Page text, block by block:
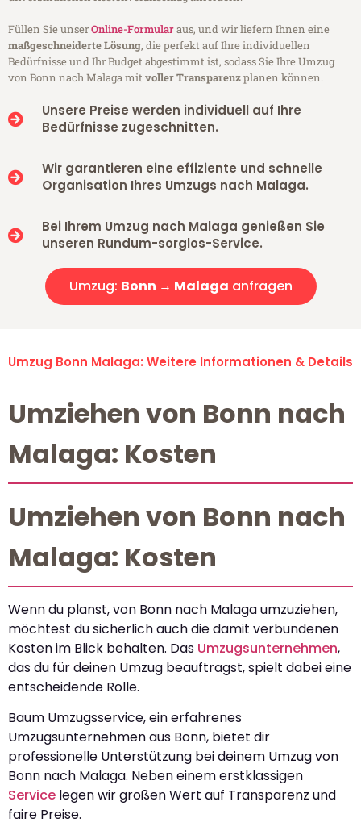
Füllen Sie unserOnline-Formularaus, und wir liefern Ihnen eine
maßgeschneiderte Lösung, die perfekt auf Ihre individuellen
Bedürfnisse und Ihr Budget abgestimmt ist, sodass Sie Ihre Umzug
von Bonn nach Malaga mitvoller Transparenzplanen können.
Unsere Preise werden individuell auf Ihre
Bedürfnisse zugeschnitten.
Wir garantieren eine effiziente und schnelle
Organisation Ihres Umzugs nach Malaga.
Bei Ihrem Umzug nach Malaga genießen Sie
unseren Rundum-sorglos-Service.
Umzug: Bonn → Malaga anfragen
Umzug Bonn Malaga: Weitere Informationen & Details
Umziehen von Bonn nach
Malaga: Kosten
Umziehen von Bonn nach
Malaga: Kosten
Wenn du planst, von Bonn nach Malaga umzuziehen,
möchtest du sicherlich auch die damit verbundenen
Kosten im Blick behalten. Das Umzugsunternehmen,
das du für deinen Umzug beauftragst, spielt dabei eine
entscheidende Rolle.
Baum Umzugsservice, ein erfahrenes
Umzugsunternehmen aus Bonn, bietet dir
professionelle Unterstützung bei deinem Umzug von
Bonn nach Malaga. Neben einem erstklassigen
Service legen wir großen Wert auf Transparenz und
faire Preise.